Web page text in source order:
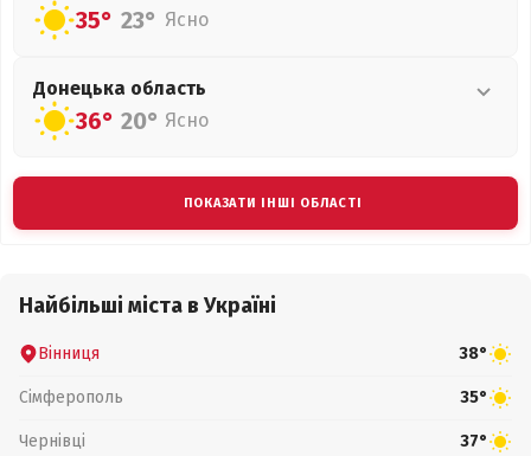
35° 23° Ясно
Донецька область
36° 20° Ясно
ПОКАЗАТИ ІНШІ ОБЛАСТІ
Найбільші міста в Україні
Вінниця 38°
Сімферополь 35°
Чернівці 37°